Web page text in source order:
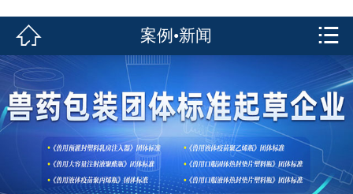
案例•新闻
展会风采
 案例•新闻 